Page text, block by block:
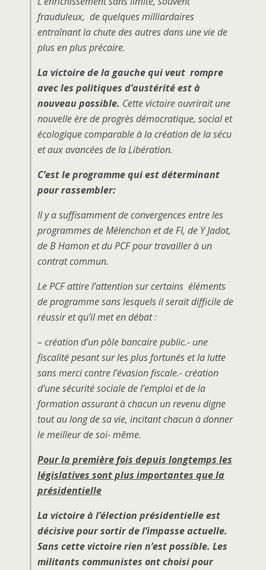
frauduleux, de quelques milliardaires
entraînant la chute des autres dans une vie de
plus en plus précaire.
La victoire de la gauche qui veut rompre
avec les politiques d’austérité est à
nouveau possible. Cette victoire ouvrirait une
nouvelle ère de progrès démocratique, social et
écologique comparable à la création de la sécu
et aux avancées de la Libération.
C’est le programme qui est déterminant
pour rassembler:
Il y a suffisamment de convergences entre les
programmes de Mélenchon et de FI, de Y Jadot,
de B Hamon et du PCF pour travailler à un
contrat commun.
Le PCF attire l’attention sur certains éléments
de programme sans lesquels il serait difficile de
réussir et qu’il met en débat :
– création d’un pôle bancaire public.- une
fiscalité pesant sur les plus fortunés et la lutte
sans merci contre l’évasion fiscale.- création
d’une sécurité sociale de l’emploi et de la
formation assurant à chacun un revenu digne
tout au long de sa vie, incitant chacun à donner
le meilleur de soi- même.
Pour la première fois depuis longtemps les
législatives sont plus importantes que la
présidentielle
La victoire à l’élection présidentielle est
décisive pour sortir de l’impasse actuelle.
Sans cette victoire rien n’est possible. Les
militants communistes ont choisi pour